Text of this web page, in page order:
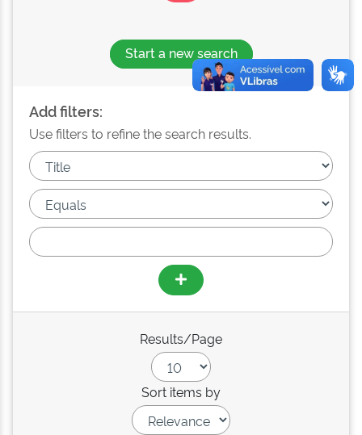
Start a new search
Add filters:
Use filters to refine the search results.
Results/Page
Sort items by